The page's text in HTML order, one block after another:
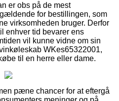
er obs på de mest
for bestillingen, som
virksomheden bruger. Derfor
enhver tid bevarer ens
vil kunne vidne om sin
WKes65322001,
til en herre eller dame.
pæne chancer for at eftergå